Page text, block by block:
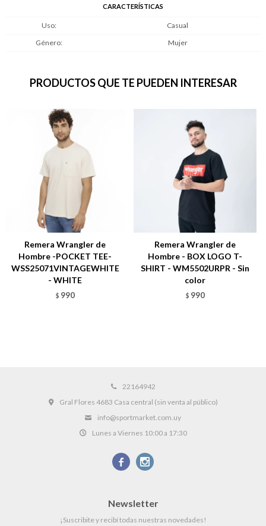
CARACTERÍSTICAS
Uso
Casual
Género
Mujer
PRODUCTOS QUE TE PUEDEN INTERESAR
Remera Wrangler de
Hombre -POCKET TEE-
WSS25071VINTAGEWHITE
- WHITE
$ 990
Remera Wrangler de
Hombre - BOX LOGO T-
SHIRT - WM5502URPR - Sin
color
$ 990
22164942
Gral Flores 4683 Casa central (sin venta al público)
info@sportmarket.com.uy
Lunes a Viernes 10:00 a 17:30
 
Newsletter
¡Suscribite y recibí todas nuestras novedades!